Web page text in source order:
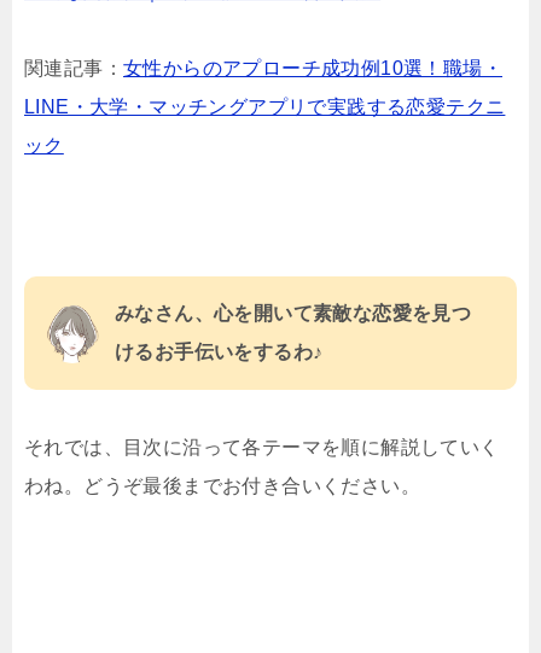
関連記事： 女性からのアプローチ成功例10選！職場・
LINE・大学・マッチングアプリで実践する恋愛テクニ
ック
みなさん、心を開いて素敵な恋愛を見つ
けるお手伝いをするわ♪
それでは、目次に沿って各テーマを順に解説していく
わね。どうぞ最後までお付き合いください。